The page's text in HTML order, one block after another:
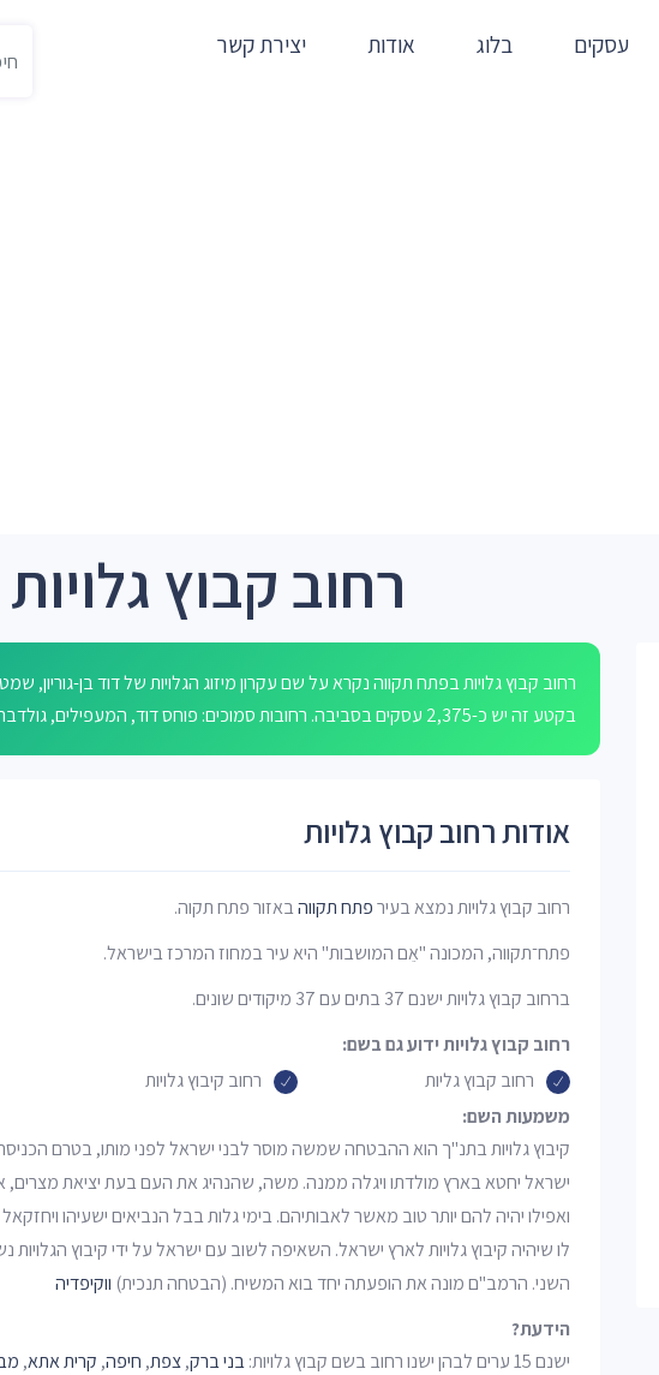
עסקים בלוג אודות יצירת קשר
רחוב קבוץ
רחוב קבוץ גלויות בפתח תקווה נקרא על שם עקרון מיזוג הגלויות של דוד בן-גוריון,
בקטע זה יש כ-2,375 עסקים בסביבה. רחובות סמוכים: פוחס דוד, המעפילים, גולדברג לאה, קרית אליעזר פרי וליויק.
אודות רחוב קבוץ גלויות
רחוב קבוץ גלויות נמצא בעירפתח תקווהבאזור פתח תקוה.
פתח־תקווה, המכונה "אֵם המושבות" היא עיר במחוז המרכז בישראל.
ברחוב קבוץ גלויות ישנם 37 בתים עם 37 מיקודים שונים.
רחוב קבוץ גלויות ידוע גם בשם:
רחוב קבוץ גליות
רחוב קיבוץ גלויות
משמעות השם:
קיבוץ גלויות בתנ"ך הוא ההבטחה שמשה מוסר לבני ישראל לפני מותו, בטרם
ישראל יחטא בארץ מולדתו ויגלה ממנה. משה, שהנהיג את העם בעת יציאת מצרים,
ואפילו יהיה להם יותר טוב מאשר לאבותיהם. בימי גלות בבל הנביאים ישעיהו
לו שיהיה קיבוץ גלויות לארץ ישראל. השאיפה לשוב עם ישראל על ידי קיבוץ
השני. הרמב"ם מונה את הופעתה יחד בוא המשיח. (הבטחה תנכית) ווקיפדיה
הידעת?
ישנם 15 ערים לבהן ישנו רחוב בשם קבוץ גלויות:
בני ברק,צפת, חיפה, קרית אתא,